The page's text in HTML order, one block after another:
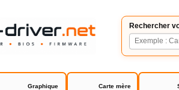
Rechercher
Graphique Carte mère